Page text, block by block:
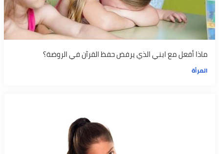
ماذا أفعل مع ابني الذي يرفض حفظ القرآن في الروضة؟
المرأة